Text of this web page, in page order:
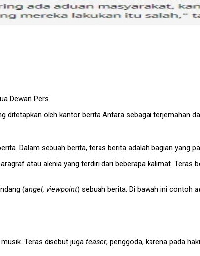
Dewan Pers.
ditetapkan oleh kantor berita Antara sebagai terjemahan
Dalam sebuah berita, teras berita adalah bagian yang
atau alenia yang terdiri dari beberapa kalimat.
(angel, viewpoint) sebuah berita. Di bawah ini contoh
Teras disebut juga teaser, penggoda, karena pada